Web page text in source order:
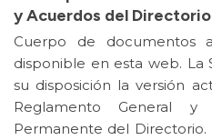
y Acuerdos del
Cuerpo de documentos
disponible en esta web. La
su disposición la versión
Reglamento General y
Permanente del Directorio.